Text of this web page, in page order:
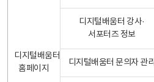
디지털배움터
홈페이지
디지털배움터 강사·
서포터즈 정보
디지털배움터 문의자 관리